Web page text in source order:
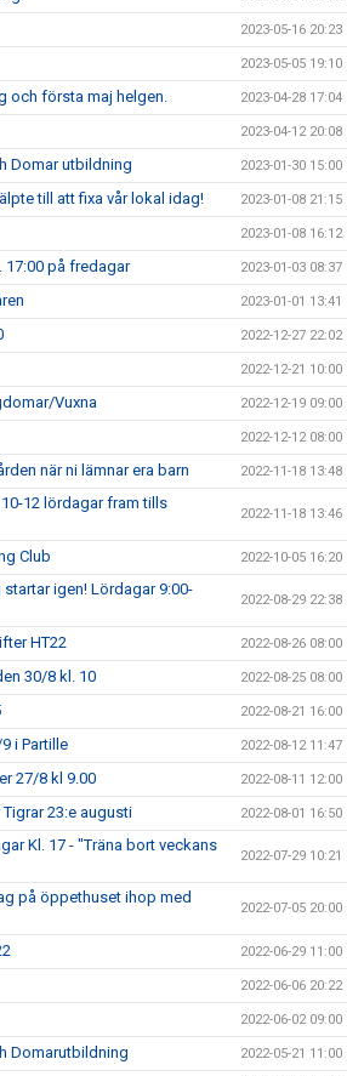
2023-05-16 20:23
2023-05-05 19:10
och första maj helgen. 2023-04-28 17:04
2023-04-12 20:08
Domar utbildning 2023-01-30 15:00
till att fixa vår lokal idag! 2023-01-08 21:15
2023-01-08 16:12
17:00 på fredagar 2023-01-03 08:37
2023-01-01 13:41
2022-12-27 22:02
2022-12-21 10:00
Vuxna 2022-12-19 09:00
2022-12-12 08:00
när ni lämnar era barn 2022-11-18 13:48
12 lördagar fram tills
2022-11-18 13:46
Club 2022-10-05 16:20
igen! Lördagar 9:00-
2022-08-29 22:38
HT22 2022-08-26 08:00
30/8 kl. 10 2022-08-25 08:00
2022-08-21 16:00
i Partille 2022-08-12 11:47
27/8 kl 9.00 2022-08-11 12:00
23:e augusti 2022-08-01 16:50
Kl. 17 - "Träna bort veckans
2022-07-29 10:21
på öppethuset ihop med
2022-07-05 20:00
2022-06-29 11:00
2022-06-06 20:22
2022-06-02 09:00
Domarutbildning 2022-05-21 11:00